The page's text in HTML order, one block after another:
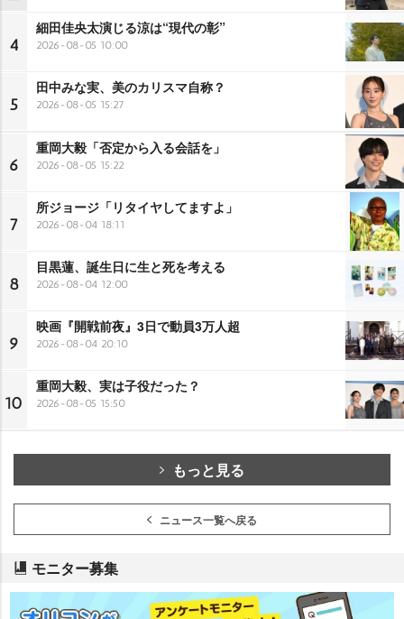
4
細田佳央太演じる涼は“現代の彰”
2026-08-05 10:00
5
田中みな実、美のカリスマ自称？
2026-08-05 15:27
6
重岡大毅「否定から入る会話を」
2026-08-05 15:22
7
所ジョージ「リタイヤしてますよ」
2026-08-04 18:11
8
目黒蓮、誕生日に生と死を考える
2026-08-04 12:00
9
映画『開戦前夜』3日で動員3万人超
2026-08-04 20:10
10
重岡大毅、実は子役だった？
2026-08-05 15:50
もっと見る
ニュース一覧へ戻る
モニター募集